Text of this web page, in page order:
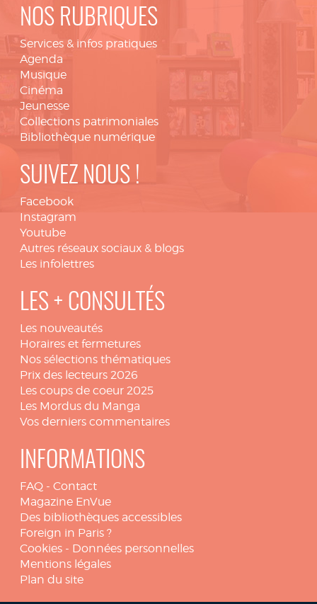
NOS RUBRIQUES
Services & infos pratiques
Agenda
Musique
Cinéma
Jeunesse
Collections patrimoniales
Bibliothèque numérique
SUIVEZ NOUS !
Facebook
Instagram
Youtube
Autres réseaux sociaux & blogs
Les infolettres
LES + CONSULTÉS
Les nouveautés
Horaires et fermetures
Nos sélections thématiques
Prix des lecteurs 2026
Les coups de coeur 2025
Les Mordus du Manga
Vos derniers commentaires
INFORMATIONS
FAQ - Contact
Magazine EnVue
Des bibliothèques accessibles
Foreign in Paris ?
Cookies - Données personnelles
Mentions légales
Plan du site